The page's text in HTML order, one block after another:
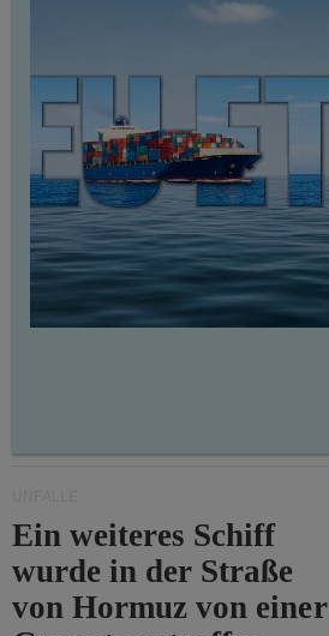
Ein weiteres Schiff
wurde in der Straße
von Hormuz von einer